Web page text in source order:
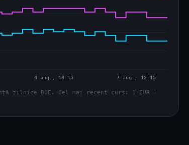
BCE. Cel mai recent curs: 1 EUR =